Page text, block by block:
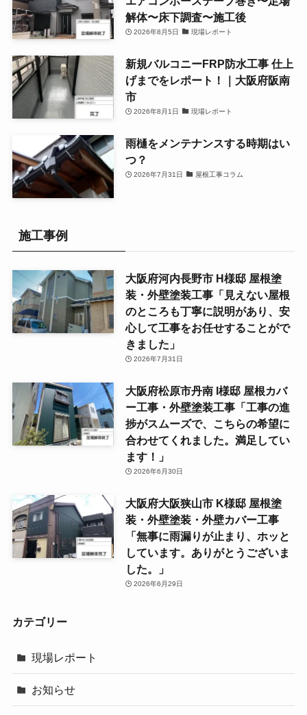
解体〜床下調査〜施工後
2026年8月5日 現場レポート
新規バルコニーFRP防水工事 仕上
げまでをレポート！｜大阪府阪南
市
2026年8月1日 現場レポート
雨樋をメンテナンスする時期はい
つ？
2026年7月31日 屋根工事コラム
施工事例
大阪府河内長野市 H様邸 屋根塗
装・外壁塗装工事「見えない屋根
のところも丁寧に説明があり、安
心して工事をお任せすることがで
きました」
2026年7月31日
大阪府松原市丹南 I様邸 屋根カバ
ー工事・外壁塗装工事「工事の進
捗がスムーズで、こちらの希望に
合わせてくれました。満足してい
ます！」
2026年6月30日
大阪府大阪狭山市 K様邸 屋根塗
装・外壁塗装・外壁カバー工事
「無事に雨漏りが止まり、ホッと
しています。ありがとうございま
した。」
2026年6月29日
カテゴリー
現場レポート
お知らせ